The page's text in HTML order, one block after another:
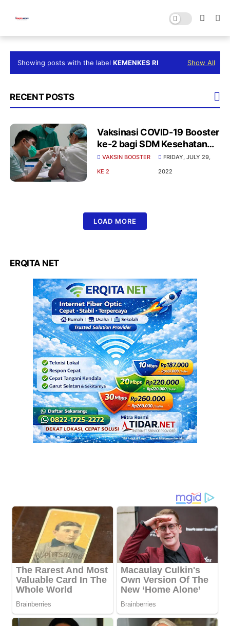
Showing posts with the labelKEMENKES RI Show All
RECENT POSTS
Vaksinasi COVID-19 Booster
ke-2 bagi SDM Kesehatan
Diberikan Hari Ini Jumat
(29/7)
VAKSIN BOOSTER
KE 2
FRIDAY, JULY 29,
2022
LOAD MORE
ERQITA NET